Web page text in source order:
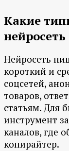
Какие
нейросеть
Нейросеть
короткий и
соцсетей,
товаров,
статьям. Для
инструмент
каналов, где
копирайтер.